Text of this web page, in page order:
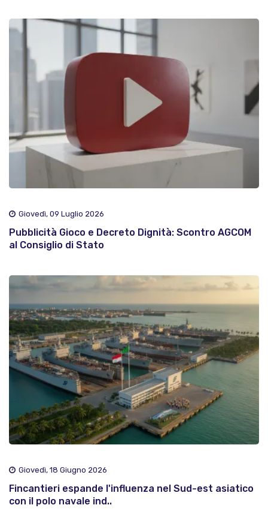
Giovedì, 09 Luglio 2026
Pubblicità Gioco e Decreto Dignità: Scontro AGCOM
al Consiglio di Stato
Giovedì, 18 Giugno 2026
Fincantieri espande l'influenza nel Sud-est asiatico
con il polo navale ind..